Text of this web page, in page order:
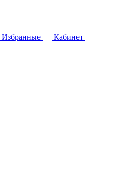
Избранные
Кабинет